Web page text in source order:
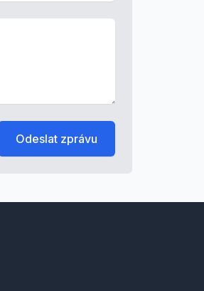
Odeslat zprávu